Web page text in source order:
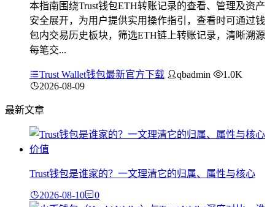
本指南围绕Trust钱包ETH转账记录的查看、管理及资产
安全展开，为用户提供实用操作指引，查看时可通过钱
包内交易历史板块，筛选ETH链上转账记录，清晰溯源
每笔交...
Trust Wallet钱包最新官方下载 qbadmin
1.0K
2026-08-09
最新文章
Trust钱包是谁家的？一文理清它的归属、属性与核心
2026-08-10 0